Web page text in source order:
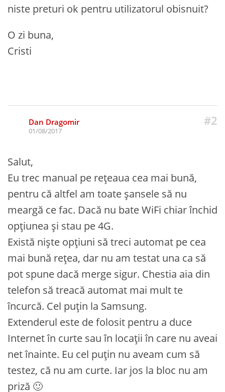
niste preturi ok pentru utilizatorul obisnuit?
O zi buna,
Cristi
#2
Dan Dragomir
01/08/2017
Salut,
Eu trec manual pe rețeaua cea mai bună,
pentru că altfel am toate șansele să nu
meargă ce fac. Dacă nu bate WiFi chiar închid
opțiunea și stau pe 4G.
Există niște opțiuni să treci automat pe cea
mai bună rețea, dar nu am testat una ca să
pot spune dacă merge sigur. Chestia aia din
telefon să treacă automat mai mult te
încurcă. Cel puțin la Samsung.
Extenderul este de folosit pentru a duce
Internet în curte sau în locații în care nu aveai
net înainte. Eu cel puțin nu aveam cum să
testez, că nu am curte. Iar jos la bloc nu am
priză 🙂